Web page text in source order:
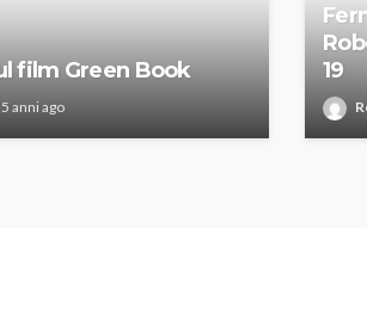
film Green Book
5 anni ago
19